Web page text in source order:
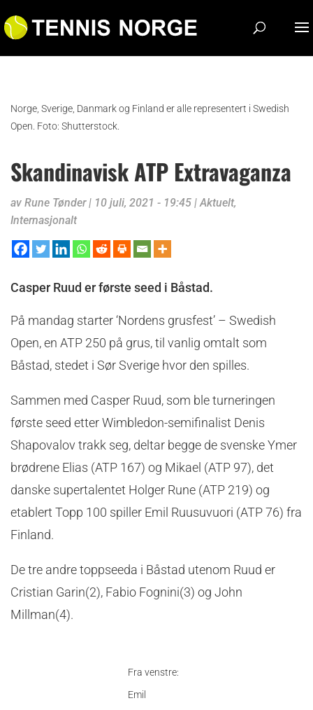
Norge, Sverige, Danmark og Finland er alle representert i Swedish
Open. Foto: Shutterstock.
Skandinavisk ATP Extravaganza
av Rune Tønder| 10 juli, 2021 - 19:45 |Aktuelt,
Internasjonalt
Casper Ruud er første seed i Båstad.
På mandag starter ‘Nordens grusfest’ – Swedish
Open, en ATP 250 på grus, til vanlig omtalt som
Båstad, stedet i Sør Sverige hvor den spilles.
Sammen med Casper Ruud, som ble turneringen
første seed etter Wimbledon-semifinalist Denis
Shapovalov trakk seg, deltar begge de svenske Ymer
brødrene Elias (ATP 167) og Mikael (ATP 97), det
danske supertalentet Holger Rune (ATP 219) og
etablert Topp 100 spiller Emil Ruusuvuori (ATP 76) fra
Finland.
De tre andre toppseeda i Båstad utenom Ruud er
Cristian Garin(2), Fabio Fognini(3) og John
Millman(4).
Fra venstre:
Emil